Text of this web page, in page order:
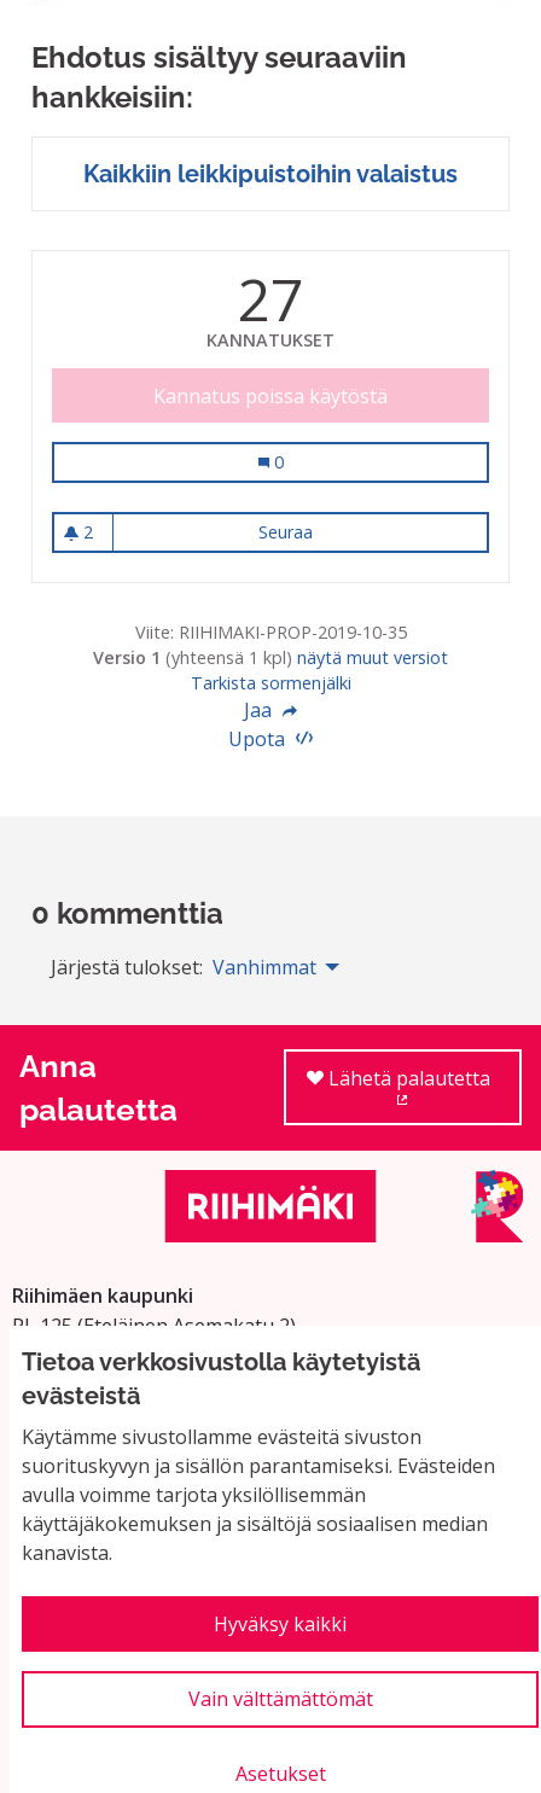
Tietoa verkkosivustolla käytetyistä
evästeistä
Käytämme sivustollamme evästeitä sivuston
suorituskyvyn ja sisällön parantamiseksi. Evästeiden
avulla voimme tarjota yksilöllisemmän
käyttäjäkokemuksen ja sisältöjä sosiaalisen median
kanavista.
Hyväksy kaikki
Vain välttämättömät
Asetukset
Ehdotus sisältyy seuraaviin
hankkeisiin:
Kaikkiin leikkipuistoihin valaistus
27
KANNATUKSET
Kannatus poissa käytöstä
Kaikkiin leikkipuistoihin valaistus
0
2
2 seuraajaa
Seuraa
Viite: RIIHIMAKI-PROP-2019-10-35
Versio 1 (yhteensä 1 kpl) näytä muut versiot
Tarkista sormenjälki
Jaa
Upota
0 kommenttia
Järjestä tulokset: Vanhimmat
Anna
palautetta
Lähetä palautetta
Riihimäen kaupunki
PL 125 (Eteläinen Asemakatu 2)
11101 Riihimäki
Vaihde: 019 758 4000
Sähköpostiosoitteet:
etunimi.sukunimi@riihimaki.fi
Yhteystiedot ja usein kysyttyä
Käyttöehdot
Evästeasetukset
Verkkosivusto luotuvapaan ohjelmiston